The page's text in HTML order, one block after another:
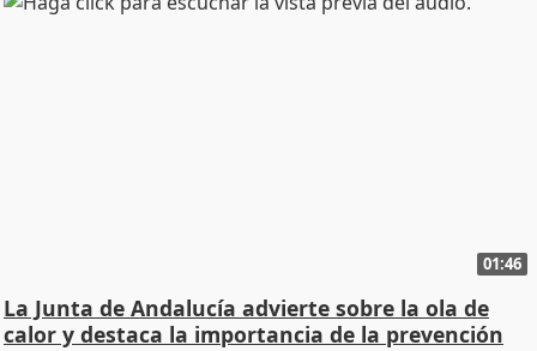
01:46
La Junta de Andalucía advierte sobre la ola de
calor y destaca la importancia de la prevención